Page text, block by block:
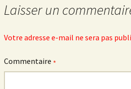
Laisser un
Votre adresse e-mail ne sera pas
Commentaire *